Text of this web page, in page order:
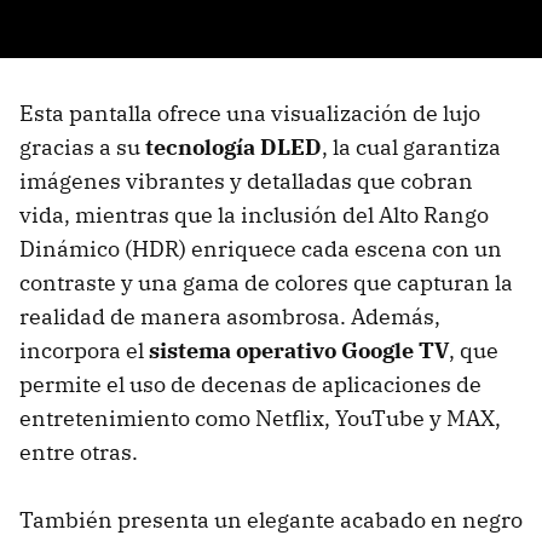
Esta pantalla ofrece una visualización de lujo
gracias a sutecnología DLED, la cual garantiza
imágenes vibrantes y detalladas que cobran
vida, mientras que la inclusión del Alto Rango
Dinámico (HDR) enriquece cada escena con un
contraste y una gama de colores que capturan la
realidad de manera asombrosa. Además,
incorpora elsistema operativo Google TV, que
permite el uso de decenas de aplicaciones de
entretenimiento como Netflix, YouTube y MAX,
entre otras.
También presenta un elegante acabado en negro